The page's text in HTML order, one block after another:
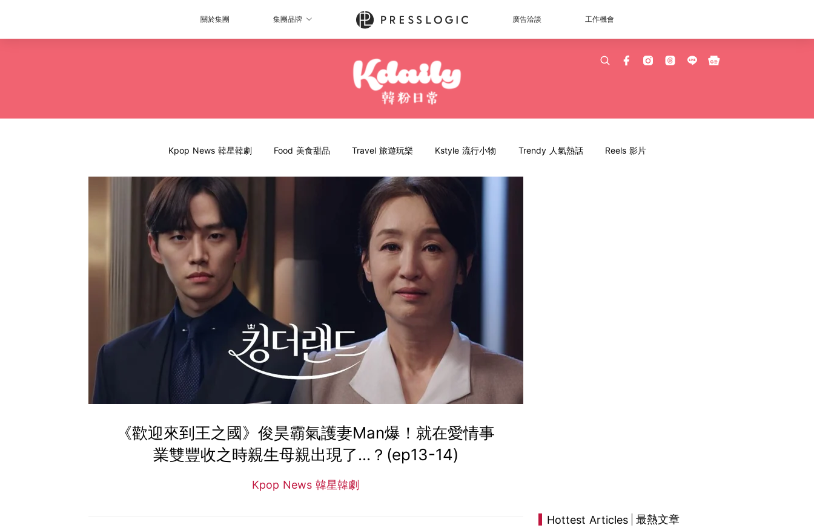
關於集團 集團品牌 廣告洽談 工作機會
Kpop News 韓星韓劇 Food 美食甜品 Travel 旅遊玩樂 Kstyle 流行小物 Trendy 人氣熱話 Reels 影片
《歡迎來到王之國》俊昊霸氣護妻Man爆！就在愛情事
業雙豐收之時親生母親出現了...？(ep13-14)
Kpop News 韓星韓劇
Hottest Articles 最熱文章